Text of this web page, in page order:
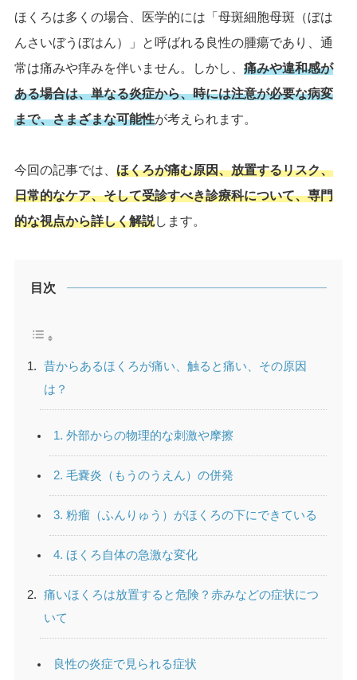
ほくろは多くの場合、医学的には「母斑細胞母斑（ぼは
んさいぼうぼはん）」と呼ばれる良性の腫瘍であり、通
常は痛みや痒みを伴いません。しかし、 痛みや違和感が
ある場合は、単なる炎症から、時には注意が必要な病変
まで、さまざまな可能性が考えられます。
今回の記事では、 ほくろが痛む原因、放置するリスク、
日常的なケア、そして受診すべき診療科について、専門
的な視点から詳しく解説します。
目次
昔からあるほくろが痛い、触ると痛い、その原因
は？
1. 外部からの物理的な刺激や摩擦
2. 毛嚢炎（もうのうえん）の併発
3. 粉瘤（ふんりゅう）がほくろの下にできている
4. ほくろ自体の急激な変化
痛いほくろは放置すると危険？赤みなどの症状につ
いて
良性の炎症で見られる症状